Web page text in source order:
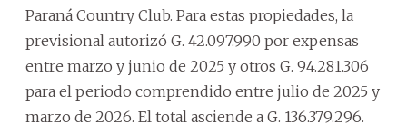
Paraná Country Club. Para estas propiedades, la
previsional autorizó G. 42.097.990 por expensas
entre marzo y junio de 2025 y otros G. 94.281.306
para el periodo comprendido entre julio de 2025 y
marzo de 2026. El total asciende a G. 136.379.296.